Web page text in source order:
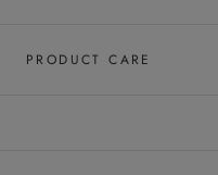
PRODUCT CARE